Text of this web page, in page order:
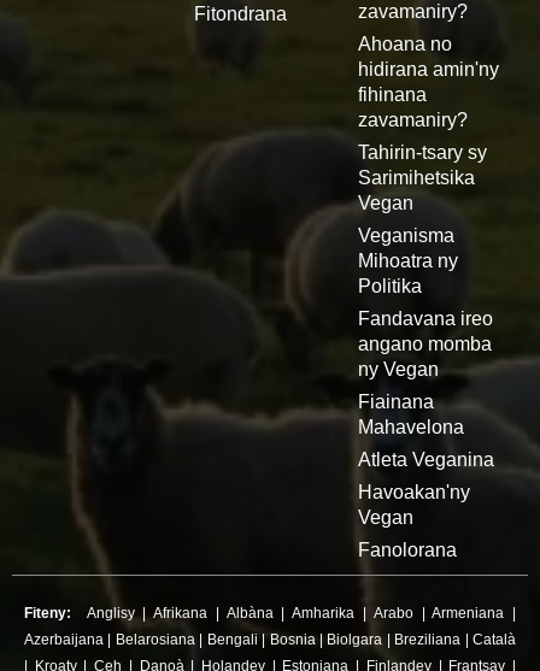
Fitondrana
zavamaniry?
Ahoana no
hidirana amin'ny
fihinana
zavamaniry?
Tahirin-tsary sy
Sarimihetsika
Vegan
Veganisma
Mihoatra ny
Politika
Fandavana ireo
angano momba
ny Vegan
Fiainana
Mahavelona
Atleta Veganina
Havoakan'ny
Vegan
Fanolorana
Fiteny: Anglisy|Afrikana Albàna|Amharika Arabo|Armeniana
Azerbaijana
Belarosiana| Bengali |Bosnia| Biolgara Breziliana |Català
Kroaty|Ceh Danoà| Holandey Estoniana Finlandey| Frantsay